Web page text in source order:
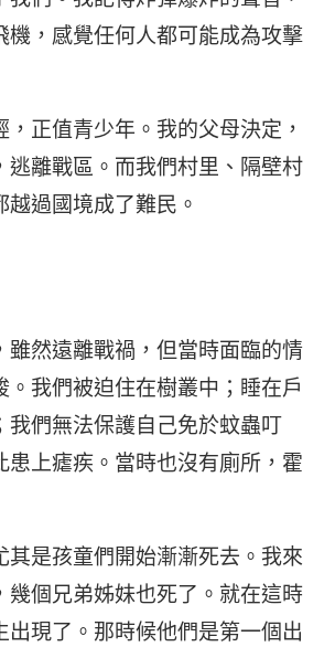
機，感覺任何人都可能成為攻擊
正值青少年。我的父母決定，
逃離戰區。而我們村里、隔壁村
過國境成了難民。
雖然遠離戰禍，但當時面臨的情
。我們被迫住在樹叢中；睡在戶
我們無法保護自己免於蚊蟲叮
患上瘧疾。當時也沒有廁所，霍
其是孩童們開始漸漸死去。我來
幾個兄弟姊妹也死了。就在這時
出現了。那時候他們是第一個出